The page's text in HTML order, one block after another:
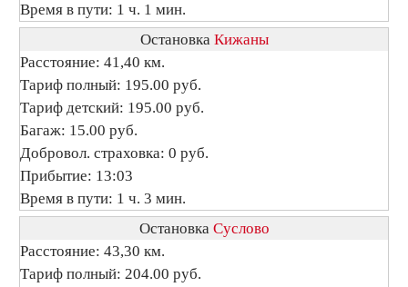
Время в пути: 1 ч. 1 мин.
Остановка Кижаны
Расстояние: 41,40 км.
Тариф полный: 195.00 руб.
Тариф детский: 195.00 руб.
Багаж: 15.00 руб.
Добровол. страховка: 0 руб.
Прибытие: 13:03
Время в пути: 1 ч. 3 мин.
Остановка Суслово
Расстояние: 43,30 км.
Тариф полный: 204.00 руб.